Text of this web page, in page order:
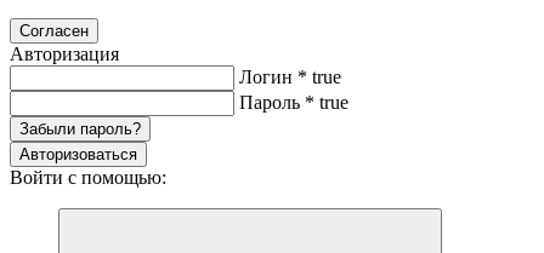
Согласен
Авторизация
Логин * true
Пароль * true
Забыли пароль?
Авторизоваться
Войти с помощью: